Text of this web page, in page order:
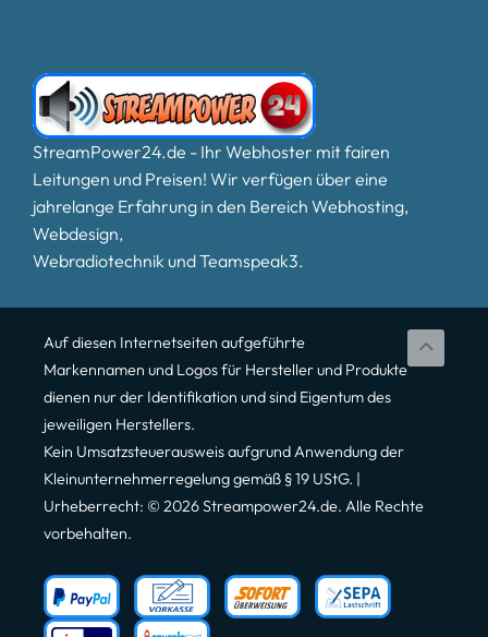
StreamPower24.de - Ihr Webhoster mit fairen
Leitungen und Preisen! Wir verfügen über eine
jahrelange Erfahrung in den Bereich Webhosting,
Webdesign,
Webradiotechnik und Teamspeak3.
Auf diesen Internetseiten aufgeführte
Markennamen und Logos für Hersteller und Produkte
dienen nur der Identifikation und sind Eigentum des
jeweiligen Herstellers.
Kein Umsatzsteuerausweis aufgrund Anwendung der
Kleinunternehmerregelung gemäß § 19 UStG. |
Urheberrecht: © 2026 Streampower24.de. Alle Rechte
vorbehalten.
Kundenbewertungen und Erfahrungen zu